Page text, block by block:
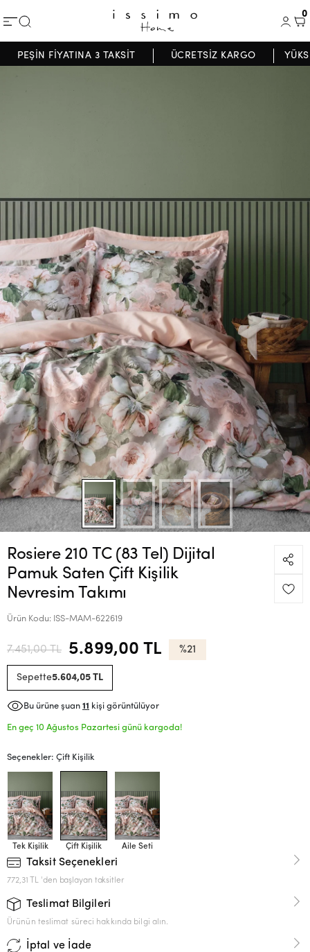
0
PEŞİN FİYATINA 3 TAKSİT ÜCRETSİZ KARGO
Rosiere 210 TC (83 Tel) Dijital
Pamuk Saten Çift Kişilik
Nevresim Takımı
Ürün Kodu: ISS-MAM-622619
7.451,00 TL 5.899,00 TL %21
Sepette5.604,05 TL
Bu ürüne şuan 11 kişi görüntülüyor
En geç 10 Ağustos Pazartesi günü kargoda!
Seçenekler: Çift Kişilik
Tek Kişilik Çift Kişilik Aile Seti
Taksit Seçenekleri
772,31 TL 'den başlayan taksitler
Teslimat Bilgileri
Ürünün teslimat süreci hakkında bilgi alın.
İptal ve İade